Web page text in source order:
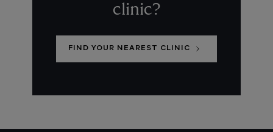
clinic?
FIND YOUR NEAREST CLINIC